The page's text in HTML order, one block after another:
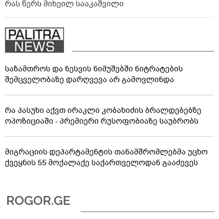
რას წერს მიხეილ სააკაშვილი
საზამთროს და ნესვის ნიმუშებში ნიტრატების
შემცველობაზე დარღვევა არ გამოვლინდა
რა პასუხი აქვთ ირაკლი კობახიძის ბრალდებებზე
ოპოზიციაში - პრემიერი რუსოფობიაზე საუბრობს
მიგრაციის დეპარტამენტის თანამშრომლებმა უცხო
ქვეყნის 55 მოქალაქე საქართველოდან გააძევეს